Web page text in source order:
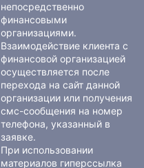
непосредственно
финансовыми
организациями.
Взаимодействие клиента с
финансовой организацией
осуществляется после
перехода на сайт данной
организации или получения
смс-сообщения на номер
телефона, указанный в
заявке.
При использовании
материалов гиперссылка